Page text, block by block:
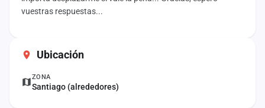
vuestras respuestas...
Ubicación
ZONA
Santiago (alrededores)
Crear
cuenta